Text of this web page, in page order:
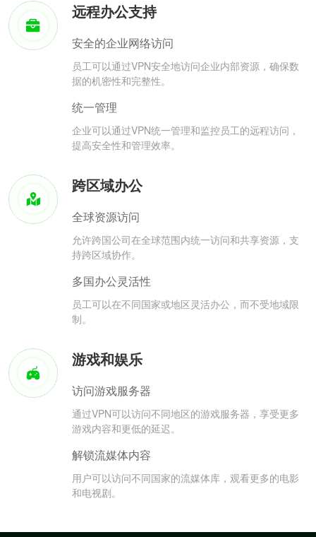
远程办公支持
安全的企业网络访问
员工可以通过VPN安全地访问企业内部资源，确保数
据的机密性和完整性。
统一管理
企业可以通过VPN统一管理和监控员工的远程访问，
提高安全性和管理效率。
跨区域办公
全球资源访问
允许跨国公司在全球范围内统一访问和共享资源，支
持跨区域协作。
多国办公灵活性
员工可以在不同国家或地区灵活办公，而不受地域限
制。
游戏和娱乐
访问游戏服务器
通过VPN可以访问不同地区的游戏服务器，享受更多
游戏内容和更低的延迟。
解锁流媒体内容
用户可以访问不同国家的流媒体库，观看更多的电影
和电视剧。